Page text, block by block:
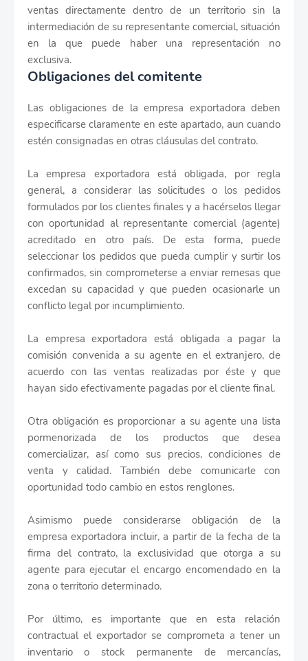
ventas directamente dentro de un territorio sin la
intermediación de su representante comercial, situación
en la que puede haber una representación no
exclusiva.
Obligaciones del comitente
Las obligaciones de la empresa exportadora deben
especificarse claramente en este apartado, aun cuando
estén consignadas en otras cláusulas del contrato.
La empresa exportadora está obligada, por regla
general, a considerar las solicitudes o los pedidos
formulados por los clientes finales y a hacérselos llegar
con oportunidad al representante comercial (agente)
acreditado en otro país. De esta forma, puede
seleccionar los pedidos que pueda cumplir y surtir los
confirmados, sin comprometerse a enviar remesas que
excedan su capacidad y que pueden ocasionarle un
conflicto legal por incumplimiento.
La empresa exportadora está obligada a pagar la
comisión convenida a su agente en el extranjero, de
acuerdo con las ventas realizadas por éste y que
hayan sido efectivamente pagadas por el cliente final.
Otra obligación es proporcionar a su agente una lista
pormenorizada de los productos que desea
comercializar, así como sus precios, condiciones de
venta y calidad. También debe comunicarle con
oportunidad todo cambio en estos renglones.
Asimismo puede considerarse obligación de la
empresa exportadora incluir, a partir de la fecha de la
firma del contrato, la exclusividad que otorga a su
agente para ejecutar el encargo encomendado en la
zona o territorio determinado.
Por último, es importante que en esta relación
contractual el exportador se comprometa a tener un
inventario o stock permanente de mercancías,